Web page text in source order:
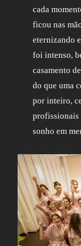
cada
ficou nas
eternizando
foi intenso,
casamento
do que uma
por inteiro,
profissionais
sonho em